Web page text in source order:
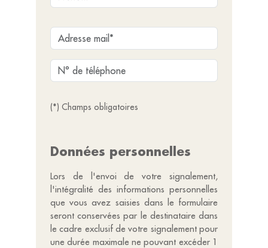
(*) Champs obligatoires
Données personnelles
Lors de l'envoi de votre signalement,
l'intégralité des informations personnelles
que vous avez saisies dans le formulaire
seront conservées par le destinataire dans
le cadre exclusif de votre signalement pour
une durée maximale ne pouvant excéder 1